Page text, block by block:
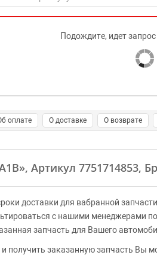
Подождите, идет запрос
оплате О доставке О возврате
, Артикул 7751714853,
доставки для вабранной
с нашими менеджерами
запчасть для Вашего
и получить заказанную запчасть Вы